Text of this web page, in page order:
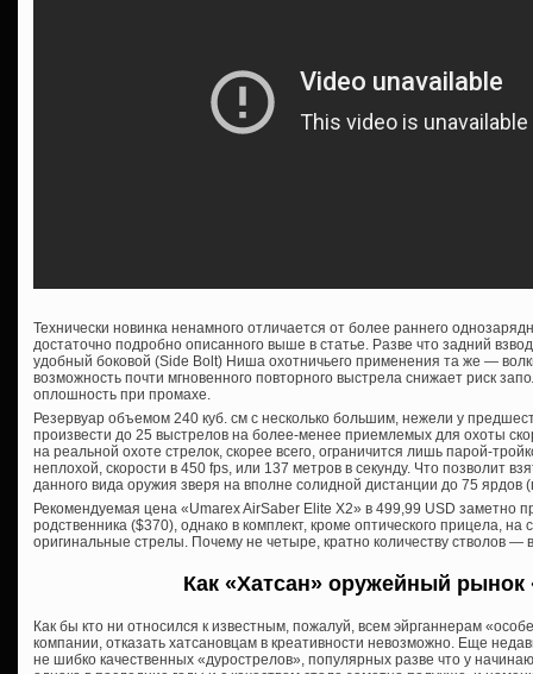
Технически новинка ненамного отличается от более раннего
достаточно подробно описанного выше в статье. Разве что задний
удобный боковой (Side Bolt) Ниша охотничьего применения та же —
возможность почти мгновенного повторного выстрела снижает риск
оплошность при промахе.
Резервуар объемом 240 куб. см с несколько большим, нежели у
произвести до 25 выстрелов на более-менее приемлемых для охоты
на реальной охоте стрелок, скорее всего, ограничится лишь парой-
неплохой, скорости в 450 fps, или 137 метров в секунду. Что позволит
данного вида оружия зверя на вполне солидной дистанции до 75 ярдов
Рекомендуемая цена «Umarex AirSaber Elite X2» в 499,99 USD заметно
родственника ($370), однако в комплект, кроме оптического прицела,
оригинальные стрелы. Почему не четыре, кратно количеству стволов —
Как «Хатсан» оружейный рынок
Как бы кто ни относился к известным, пожалуй, всем эйрганнерам
компании, отказать хатсановцам в креативности невозможно. Еще
не шибко качественных «дурострелов», популярных разве что у